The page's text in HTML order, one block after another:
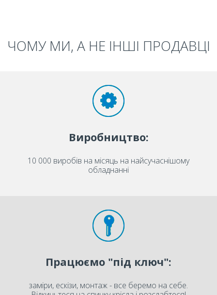
ЧОМУ МИ, А НЕ ІНШІ ПРОДАВЦІ
Виробництво:
10 000 виробів на місяць на найсучаснішому
обладнанні
Працюємо "під ключ":
заміри, ескізи, монтаж - все беремо на себе.